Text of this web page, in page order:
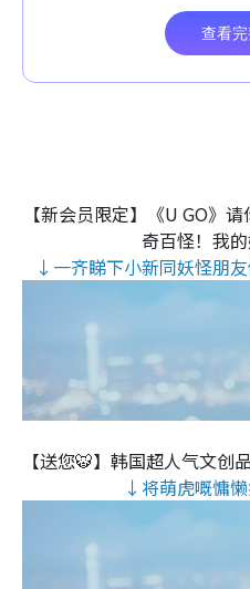
【新会员限定】《U GO》
奇百怪！我的
↓一齐睇下小新同妖怪朋
【送您🐯】韩国超人气文创
↓将萌虎嘅慵